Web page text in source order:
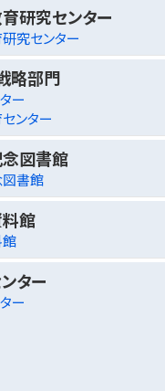
研究センター
究センター
略部門
ー
ンター
図書館
書館
館
ター
ー